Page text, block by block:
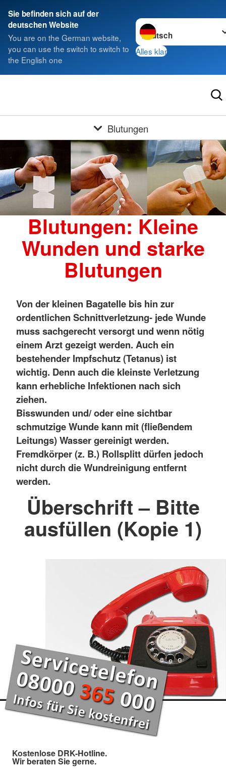
Sie befinden sich auf der
deutschen Website
You are on the German website,
you can use the switch to switch to
the English one
Sprache wechseln zu
Alles klar
Blutungen
Blutungen: Kleine
Wunden und starke
Blutungen
Von der kleinen Bagatelle bis hin zur
ordentlichen Schnittverletzung- jede Wunde
muss sachgerecht versorgt und wenn nötig
einem Arzt gezeigt werden. Auch ein
bestehender Impfschutz (Tetanus) ist
wichtig. Denn auch die kleinste Verletzung
kann erhebliche Infektionen nach sich
ziehen.
Bisswunden und/ oder eine sichtbar
schmutzige Wunde kann mit (fließendem
Leitungs) Wasser gereinigt werden.
Fremdkörper (z. B.) Rollsplitt dürfen jedoch
nicht durch die Wundreinigung entfernt
werden.
Überschrift – Bitte
ausfüllen (Kopie 1)
Kostenlose DRK-Hotline.
Wir beraten Sie gerne.